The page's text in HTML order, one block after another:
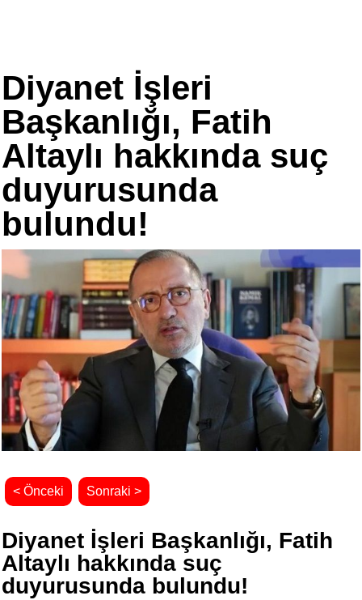
Diyanet İşleri
Başkanlığı, Fatih
Altaylı hakkında suç
duyurusunda
bulundu!
< Önceki Sonraki >
Diyanet İşleri Başkanlığı, Fatih
Altaylı hakkında suç
duyurusunda bulundu!